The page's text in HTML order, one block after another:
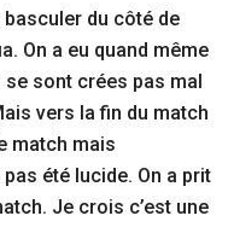
du côté de
On a eu quand même
sont crées pas mal
vers la fin du match
match mais
pas été lucide. On a prit
Je crois c’est une